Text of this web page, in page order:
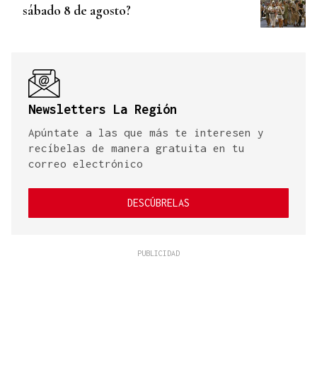
sábado 8 de agosto?
Newsletters La Región
Apúntate a las que más te interesen y
recíbelas de manera gratuita en tu
correo electrónico
DESCÚBRELAS